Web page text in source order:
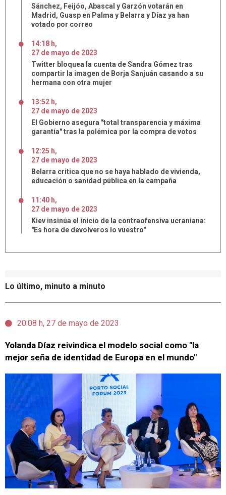
Lo último, minuto a minuto
20:08 h, 27 de mayo de 2023
Yolanda Díaz reivindica el modelo social como "la
mejor seña de identidad de Europa en el mundo"
Sánchez, Feijóo, Abascal y Garzón votarán en
Madrid, Guasp en Palma y Belarra y Díaz ya han
votado por correo
14:18 h,
27 de mayo de 2023
Twitter bloquea la cuenta de Sandra Gómez tras
compartir la imagen de Borja Sanjuán casando a su
hermana con otra mujer
13:52 h,
27 de mayo de 2023
El Gobierno asegura "total transparencia y máxima
garantía" tras la polémica por la compra de votos
12:25 h,
27 de mayo de 2023
Belarra critica que no se haya hablado de vivienda,
educación o sanidad pública en la campaña
11:40 h,
27 de mayo de 2023
Kiev insinúa el inicio de la contraofensiva ucraniana:
"Es hora de devolveros lo vuestro"